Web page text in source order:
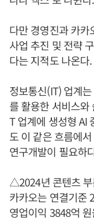
다만 경영진과 카카
사업 추진 및 전략
다는 지적도 나온다.
정보통신(IT) 업계
를 활용한 서비스와
T 업계에 생성형 AI
도 이 같은 흐름에
연구개발이 필요하
△2024년 콘텐츠 부
카카오는 연결기준
영업이익 3848억